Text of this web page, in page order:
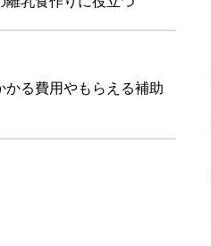
き小物アイテム4選
る「コンパクトレジャーシ